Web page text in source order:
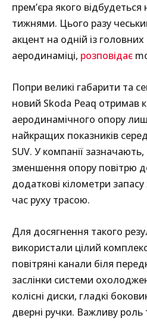
прем’єра якого
тижнями. Цього разу
акцент на одній із
аеродинаміці, розповідає
Попри великі габарити та
новий Skoda Peaq отримав
аеродинамічного опору
найкращих показників
SUV. У компанії
зменшення опору повітрю
додаткові кілометри
час руху трасою.
Для досягнення такого
використали цілий
повітряні канали біля
заслінки системи
колісні диски, гладкі
дверні ручки. Важливу роль